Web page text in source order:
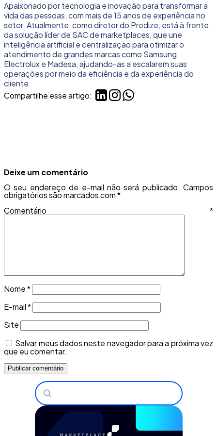
Apaixonado por tecnologia e inovação para transformar a
vida das pessoas, com mais de 15 anos de experiência no
setor. Atualmente, como diretor do Predize, está à frente
da solução líder de SAC de marketplaces, que une
inteligência artificial e centralização para otimizar o
atendimento de grandes marcas como Samsung,
Electrolux e Madesa, ajudando-as a escalarem suas
operações por meio da eficiência e da experiência do
cliente.
Compartilhe esse artigo:
Deixe um comentário
O seu endereço de e-mail não será publicado. Campos
obrigatórios são marcados com*
Comentário *
Nome*
E-mail*
Site
Salvar meus dados neste navegador para a próxima vez
que eu comentar.
Buscar